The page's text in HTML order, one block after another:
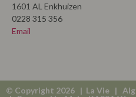
1601 AL Enkhuizen
0228 315 356
Email
© Copyright 2026 | La Vie |